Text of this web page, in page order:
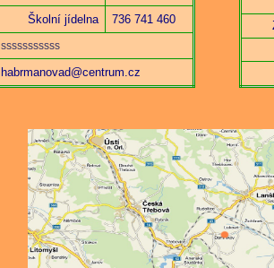
Školní jídelna
736 741 460
sssssssssss
habrmanovad@centrum.cz